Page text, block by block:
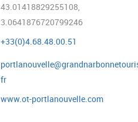
43.01418829255108,
3.0641876720799246
+33(0)4.68.48.00.51
fr
www.ot-portlanouvelle.com